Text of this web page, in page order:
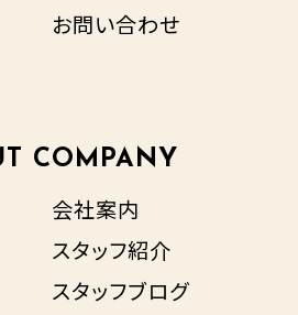
お問い合わせ
COMPANY
会社案内
スタッフ紹介
スタッフブログ